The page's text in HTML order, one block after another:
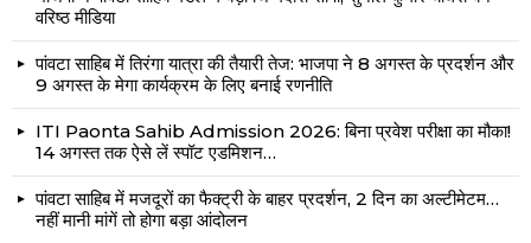
वरिष्ठ मीडिया
पांवटा साहिब में तिरंगा यात्रा की तैयारी तेज: भाजपा ने 8 अगस्त के प्रदर्शन और
9 अगस्त के मेगा कार्यक्रम के लिए बनाई रणनीति
ITI Paonta Sahib Admission 2026: बिना प्रवेश परीक्षा का मौका!
14 अगस्त तक ऐसे लें स्पॉट एडमिशन…
पांवटा साहिब में मजदूरों का फैक्ट्री के बाहर प्रदर्शन, 2 दिन का अल्टीमेटम…
नहीं मानी मांगें तो होगा बड़ा आंदोलन